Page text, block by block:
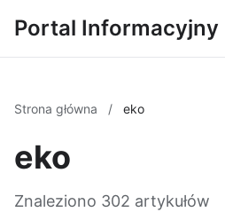
Portal Informacyjny
Strona główna / eko
eko
Znaleziono 302 artykułów